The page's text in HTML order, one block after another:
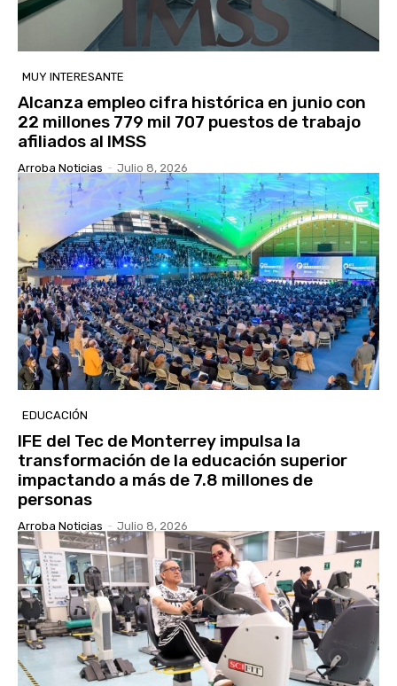
MUY INTERESANTE
Alcanza empleo cifra histórica en junio con
22 millones 779 mil 707 puestos de trabajo
afiliados al IMSS
Arroba Noticias - Julio 8, 2026
EDUCACIÓN
IFE del Tec de Monterrey impulsa la
transformación de la educación superior
impactando a más de 7.8 millones de
personas
Arroba Noticias - Julio 8, 2026